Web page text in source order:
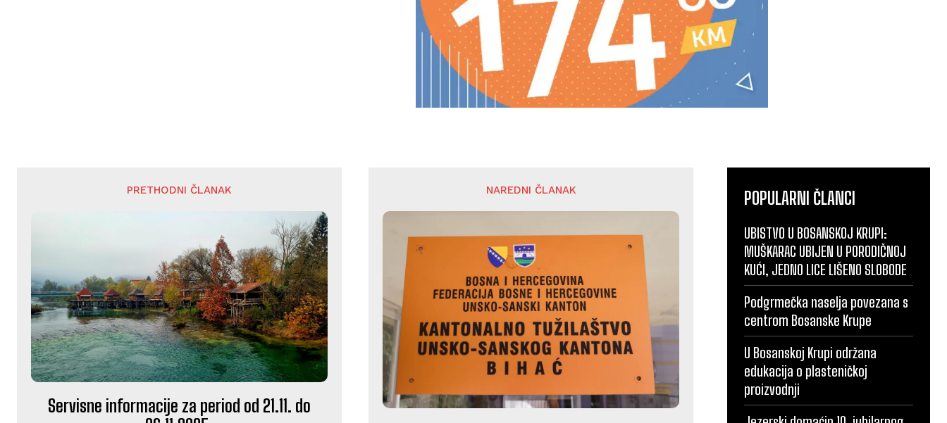
PRETHODNI ČLANAK
Servisne informacije za period od 21.11. do
NAREDNI ČLANAK POPULARNI ČLANCI
UBISTVO U BOSANSKOJ KRUPI:
MUŠKARAC UBIJEN U PORODIČNOJ
KUĆI, JEDNO LICE LIŠENO SLOBODE
Podgrmečka naselja povezana s
centrom Bosanske Krupe
U Bosanskoj Krupi održana
edukacija o plasteničkoj
proizvodnji